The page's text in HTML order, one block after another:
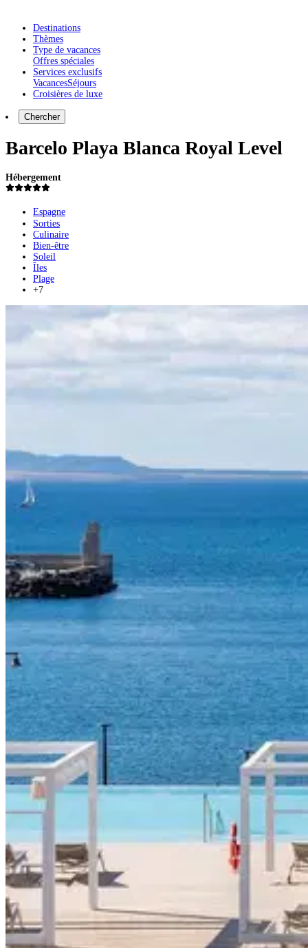
Destinations
Thèmes
Type de vacances
Offres spéciales
Services exclusifs
VacancesSéjours
Croisières de luxe
Chercher
Barcelo Playa Blanca Royal Level
Hébergement
Espagne
Sorties
Culinaire
Bien-être
Soleil
Îles
Plage
+7